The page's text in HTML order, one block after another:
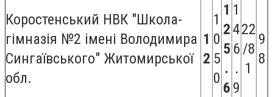
Коростенський НВК "Школа-
гімназія №2 імені Володимира
Сингаївського" Житомирської
обл.
1
2
1
0
5
0
1
2
5
.
6
1
4
6
.
9
22
/8
1
9
8